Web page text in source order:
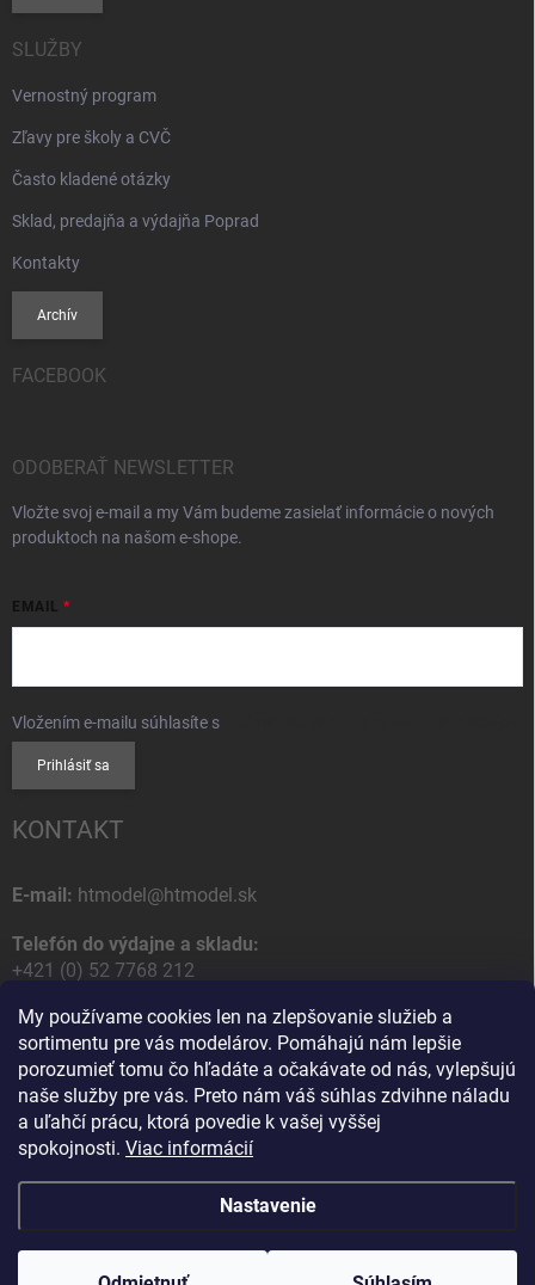
My používame cookies len na zlepšovanie služieb a
sortimentu pre vás modelárov. Pomáhajú nám lepšie
porozumieť tomu čo hľadáte a očakávate od nás, vylepšujú
naše služby pre vás. Preto nám váš súhlas zdvihne náladu
a uľahčí prácu, ktorá povedie k vašej vyššej
spokojnosti. Viac informácií
Nastavenie
SLUŽBY
Vernostný program
Zľavy pre školy a CVČ
Často kladené otázky
Sklad, predajňa a výdajňa Poprad
Kontakty
Archív
FACEBOOK
ODOBERAŤ NEWSLETTER
Vložte svoj e-mail a my Vám budeme zasielať informácie o nových
produktoch na našom e-shope.
EMAIL
Vložením e-mailu súhlasíte s
Prihlásiť sa
KONTAKT
E-mail: htmodel@htmodel.sk
Telefón do výdajne a skladu:
+421 (0) 52 7768 212
Poštová / Odberná adresa:
HT model
Na letisko 49
058 01 Poprad
Slovenská Republika
Copyright 2026HT model. Všetky práva vyhradené.Upraviť nastavenie